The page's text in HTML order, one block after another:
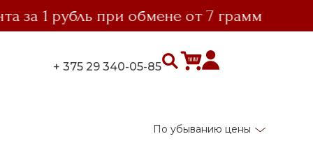
1 рубль при обмене от 7 грамм
+ 375 29 340-05-85
По убыванию цены